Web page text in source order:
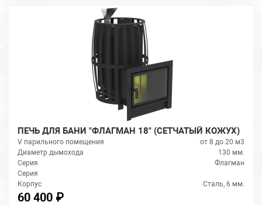
ПЕЧЬ ДЛЯ БАНИ "ФЛАГМАН 18" (СЕТЧАТЫЙ КОЖУХ)
V парильного помещения
от 8 до 20 м3
Диаметр дымохода
130 мм.
Серия
Флагман
Серия
Корпус
Сталь, 6 мм.
60 400 ₽